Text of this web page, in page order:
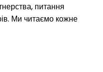
питання
Ми читаємо кожне